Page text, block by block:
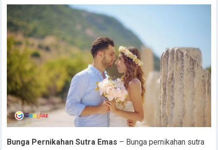
Bunga Pernikahan Sutra Emas – Bunga pernikahan sutra